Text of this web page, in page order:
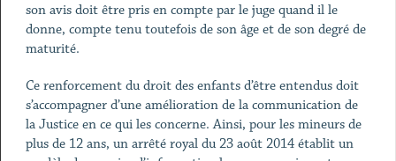
son avis doit être pris en compte par le juge quand il le
donne, compte tenu toutefois de son âge et de son degré de
maturité.
Ce renforcement du droit des enfants d’être entendus doit
s’accompagner d’une amélioration de la communication de
la Justice en ce qui les concerne. Ainsi, pour les mineurs de
plus de 12 ans, un arrêté royal du 23 août 2014 établit un